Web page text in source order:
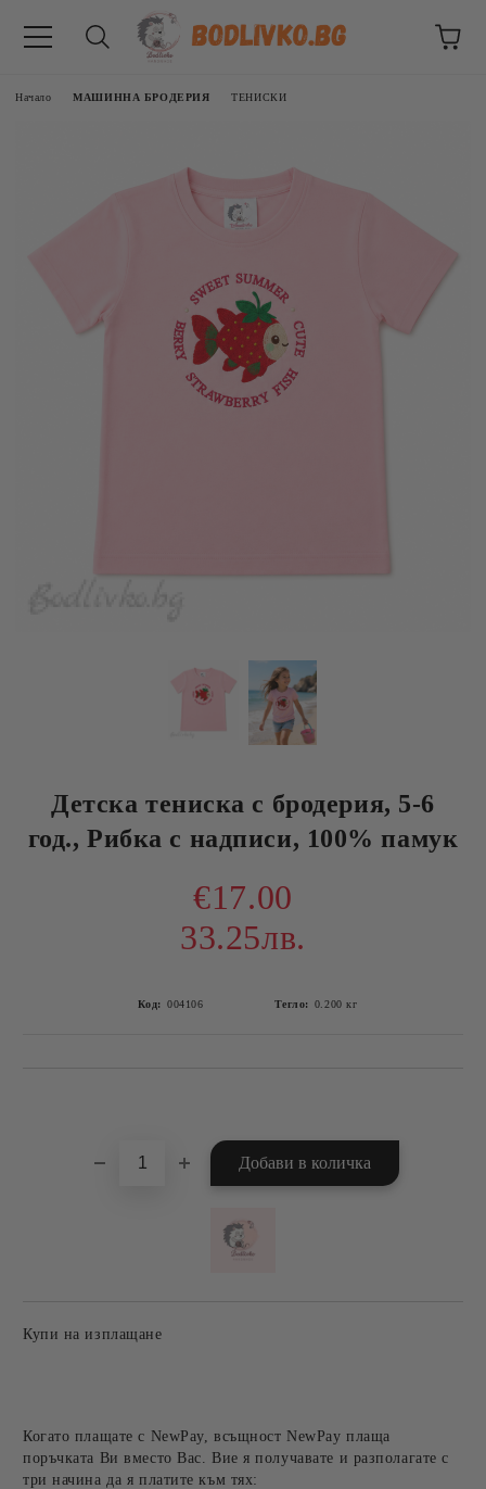
Начало МАШИННА БРОДЕРИЯ ТЕНИСКИ
Детска тениска с бродерия, 5-6
год., Рибка с надписи, 100% памук
€17.00
33.25лв.
Код: 004106 Тегло: 0.200 кг
Купи на изплащане
Когато плащате с NewPay, всъщност NewPay плаща
поръчката Ви вместо Вас. Вие я получавате и разполагате с
три начина да я платите към тях: